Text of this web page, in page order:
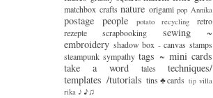
matchbox crafts nature origami pop Annika
postage people potato recycling
retro
rezepte
scrapbooking
sewing ~
embroidery shadow box - canvas stamps
steampunk sympathy tags ~ mini cards
take a word
tales
techniques/
templates /tutorials tins♣cards tip villa
rika ♪ ♪♫